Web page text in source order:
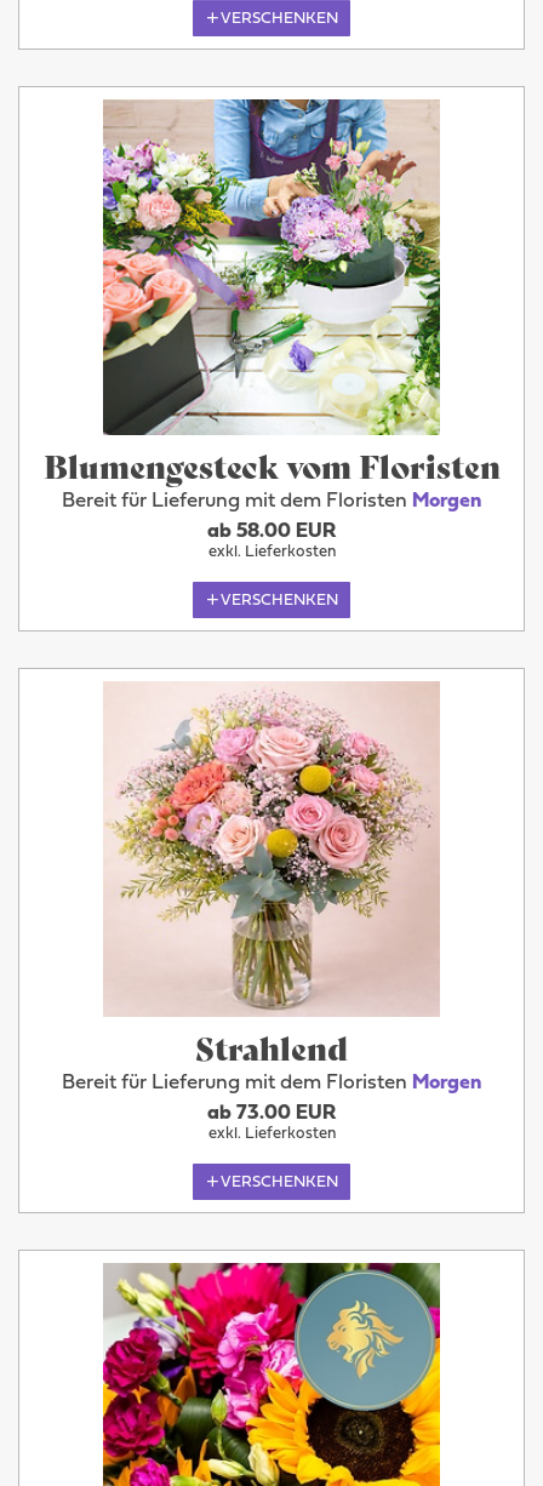
VERSCHENKEN
Blumengesteck vom Floristen
Bereit für Lieferung mit dem Floristen Morgen
ab 58.00 EUR
exkl. Lieferkosten
VERSCHENKEN
Strahlend
Bereit für Lieferung mit dem Floristen Morgen
ab 73.00 EUR
exkl. Lieferkosten
VERSCHENKEN